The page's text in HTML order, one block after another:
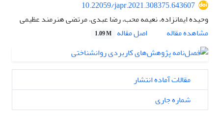
10.22059/japr.2021.308375.643607
وحیده ایمانزاده، نعیمه محب، رضا عبدی، مرتضی هنرمند عظیمی
مشاهده مقاله
اصل مقاله 1.09 M
مقالات آماده انتشار
شماره جاری